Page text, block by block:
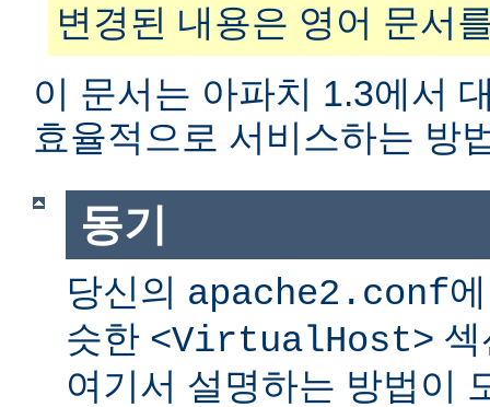
변경된 내용은 영어 문서
이 문서는 아파치 1.3에서
효율적으로 서비스하는 방
동기
당신의 apache2.conf
슷한 <VirtualHost>
여기서 설명하는 방법이